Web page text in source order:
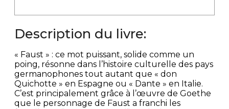
Description du livre:
« Faust » : ce mot puissant, solide comme un
poing, résonne dans l’histoire culturelle des pays
germanophones tout autant que « don
Quichotte » en Espagne ou « Dante » en Italie.
C’est principalement grâce à l’œuvre de Goethe
que le personnage de Faust a franchi les